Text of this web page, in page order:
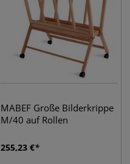
MABEF Große Bilderkrippe
M/40 auf Rollen
255,23 €